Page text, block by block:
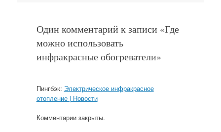
Один комментарий к записи «Где
можно использовать
инфракрасные обогреватели»
Пингбэк: Электрическое инфракрасное
отопление | Новости
Комментарии закрыты.